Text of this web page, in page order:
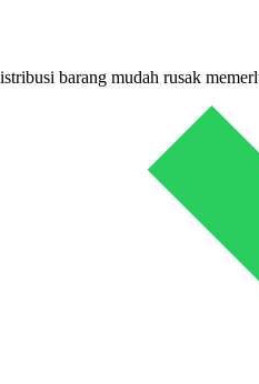
barang mudah rusak